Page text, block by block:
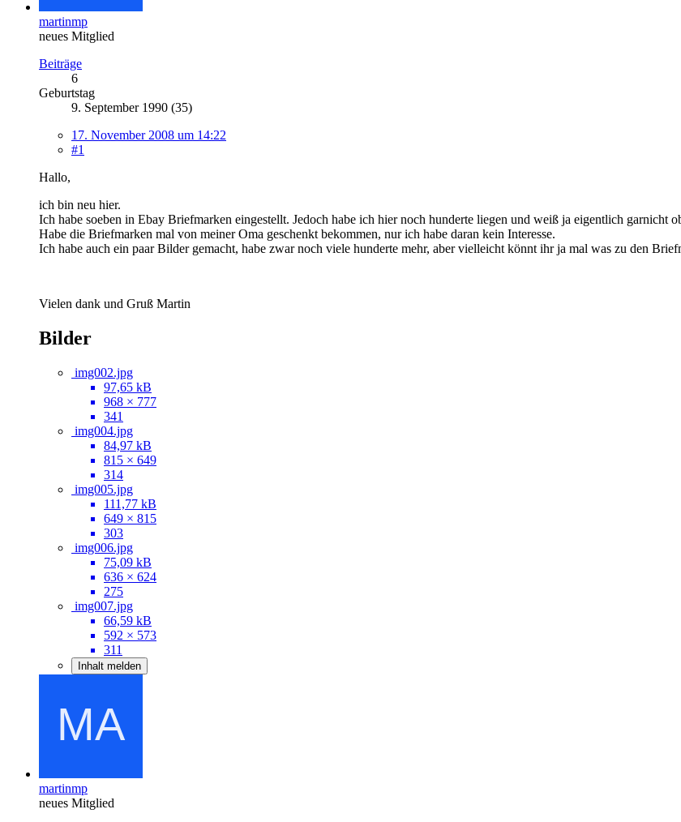
martinmp
neues Mitglied
Beiträge
6
Geburtstag
9. September 1990 (35)
17. November 2008 um 14:22
#1
Hallo,
ich bin neu hier.
Ich habe soeben in Ebay Briefmarken eingestellt. Jedoch habe ich hier noch hunderte liegen und weiß ja eigentlich garnicht
Habe die Briefmarken mal von meiner Oma geschenkt bekommen, nur ich habe daran kein Interesse.
Ich habe auch ein paar Bilder gemacht, habe zwar noch viele hunderte mehr, aber vielleicht könnt ihr ja mal was zu den
Vielen dank und Gruß Martin
Bilder
img002.jpg
97,65 kB
968 × 777
341
img004.jpg
84,97 kB
815 × 649
314
img005.jpg
111,77 kB
649 × 815
303
img006.jpg
75,09 kB
636 × 624
275
img007.jpg
66,59 kB
592 × 573
311
Inhalt melden
martinmp
neues Mitglied